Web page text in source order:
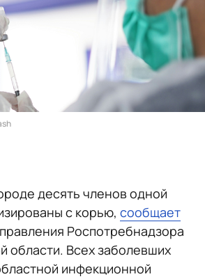
десять членов одной
с корью, сообщает
Роспотребнадзора
области. Всех заболевших
инфекционной